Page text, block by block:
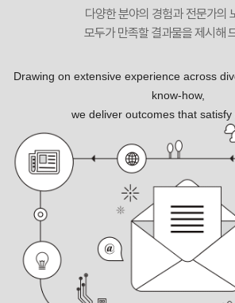
다양한 분야의 경험과 전문가의
모두가 만족할 결과물을 제시해
Drawing on extensive experience across
know-how,
we deliver outcomes that satisfy